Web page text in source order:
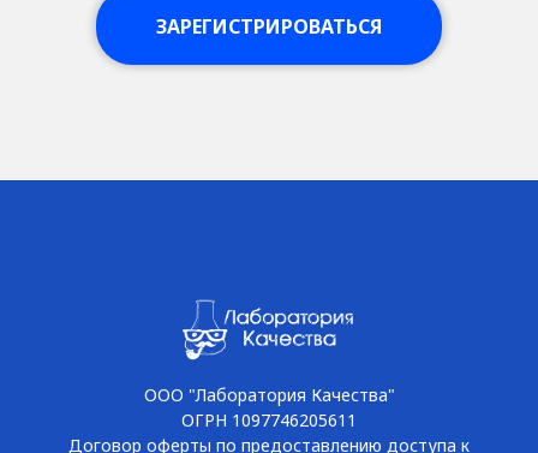
ЗАРЕГИСТРИРОВАТЬСЯ
ООО "Лаборатория Качества"
ОГРН 1097746205611
Договор оферты по предоставлению доступа к